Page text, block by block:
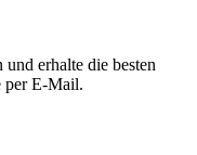
erhalte die besten
per E-Mail.